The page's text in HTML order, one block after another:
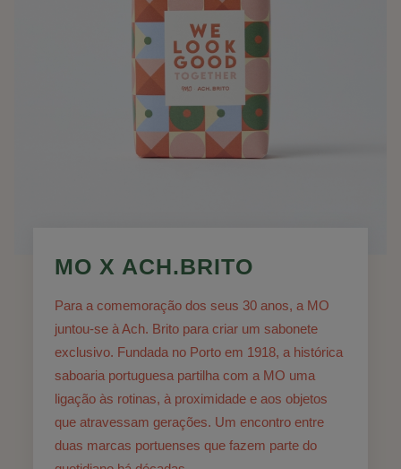
MO X ACH.BRITO
Para a comemoração dos seus 30 anos, a MO
juntou-se à Ach. Brito para criar um sabonete
exclusivo. Fundada no Porto em 1918, a histórica
saboaria portuguesa partilha com a MO uma
ligação às rotinas, à proximidade e aos objetos
que atravessam gerações. Um encontro entre
duas marcas portuenses que fazem parte do